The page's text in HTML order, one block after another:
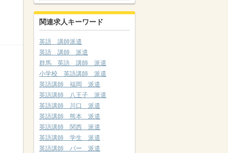
関連求人キーワード
英語 講師派遣
英語 講師 派遣
群馬 英語 講師 派遣
小学校 英語講師 派遣
英語講師 福岡 派遣
英語講師 八王子 派遣
英語講師 川口 派遣
英語講師 熊本 派遣
英語講師 関西 派遣
英語講師 学生 派遣
英語講師 パー 派遣